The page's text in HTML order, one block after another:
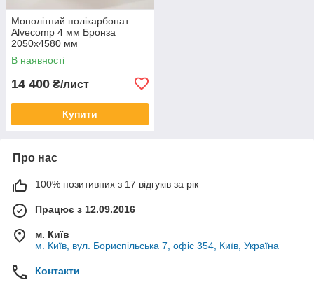
Монолітний полікарбонат
Alvecomp 4 мм Бронза
2050х4580 мм
В наявності
14 400 ₴/лист
Купити
Про нас
100% позитивних з 17 відгуків за рік
Працює з 12.09.2016
м. Київ
м. Київ, вул. Бориспільська 7, офіс 354, Київ, Україна
Контакти